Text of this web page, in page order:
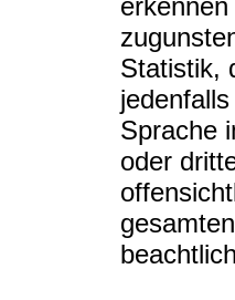
Statistik,
Sprache
oder